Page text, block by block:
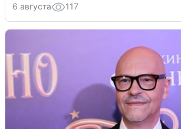
6 августа 117